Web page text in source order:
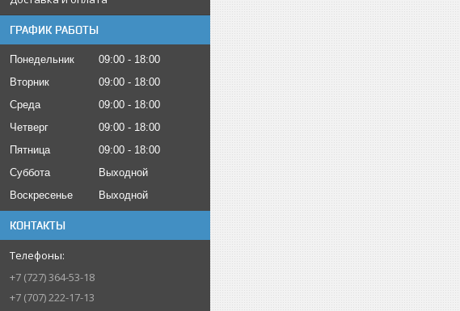
ГРАФИК РАБОТЫ
Понедельник 09:00
18:00
Вторник
09:00
18:00
Среда
09:00
18:00
Четверг
09:00
18:00
Пятница
09:00
18:00
Суббота
Выходной
Воскресенье
Выходной
КОНТАКТЫ
+7 (727) 364-53-18
+7 (707) 222-17-13